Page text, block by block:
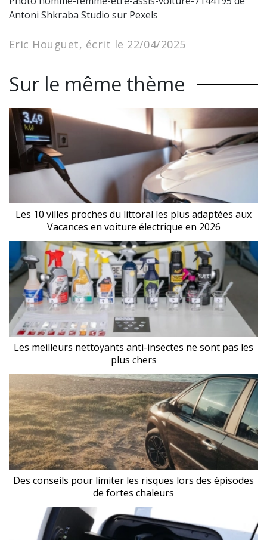
Antoni Shkraba Studio sur Pexels
Eric Houguet, écrit le 22/04/2025
Sur le même thème
Les 10 villes proches du littoral les plus adaptées aux
Vacances en voiture électrique en 2026
Les meilleurs nettoyants anti-insectes ne sont pas les
plus chers
Des conseils pour limiter les risques lors des épisodes
de fortes chaleurs